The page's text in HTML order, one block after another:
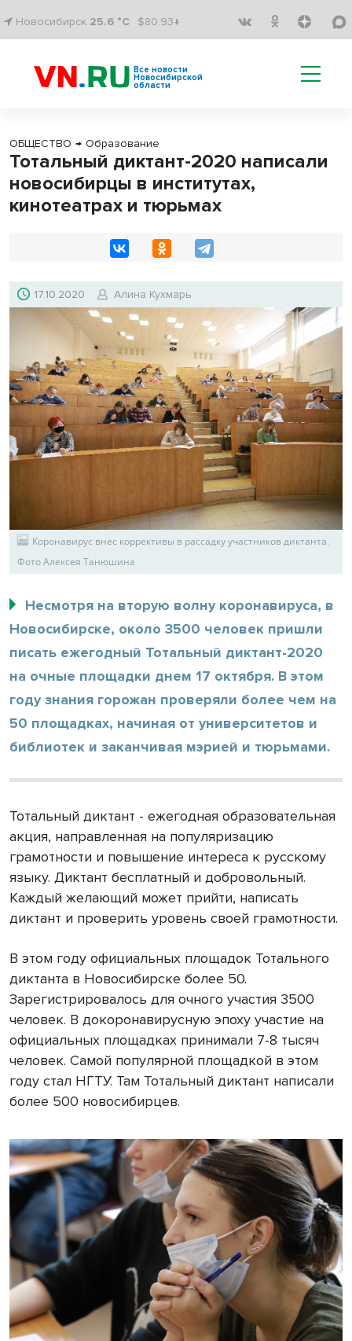
Новосибирск 25.6 °C $80.93↓
Все новости
Новосибирской
области
ОБЩЕСТВО → Образование
Тотальный диктант-2020 написали
новосибирцы в институтах,
кинотеатрах и тюрьмах
17.10.2020 Алина Кухмарь
Коронавирус внес коррективы в рассадку участников диктанта.
Фото Алексея Танюшина
Несмотря на вторую волну коронавируса, в
Новосибирске, около 3500 человек пришли
писать ежегодный Тотальный диктант-2020
на очные площадки днем 17 октября. В этом
году знания горожан проверяли более чем на
50 площадках, начиная от университетов и
библиотек и заканчивая мэрией и тюрьмами.
Тотальный диктант - ежегодная образовательная
акция, направленная на популяризацию
грамотности и повышение интереса к русскому
языку. Диктант бесплатный и добровольный.
Каждый желающий может прийти, написать
диктант и проверить уровень своей грамотности.
В этом году официальных площадок Тотального
диктанта в Новосибирске более 50.
Зарегистрировалось для очного участия 3500
человек. В докоронавирусную эпоху участие на
официальных площадках принимали 7-8 тысяч
человек. Самой популярной площадкой в этом
году стал НГТУ. Там Тотальный диктант написали
более 500 новосибирцев.